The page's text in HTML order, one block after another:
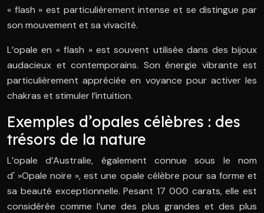
« flash » est particulièrement intense et se distingue par
son mouvement et sa vivacité.
L’opale en « flash » est souvent utilisée dans des bijoux
audacieux et contemporains. Son énergie vibrante est
particulièrement appréciée en voyance pour activer les
chakras et stimuler l’intuition.
Exemples d’opales célèbres : des
trésors de la nature
L’opale d’Australie, également connue sous le nom
d' »Opale noire », est une opale célèbre pour sa forme et
sa beauté exceptionnelle. Pesant 17 000 carats, elle est
considérée comme l’une des plus grandes et des plus